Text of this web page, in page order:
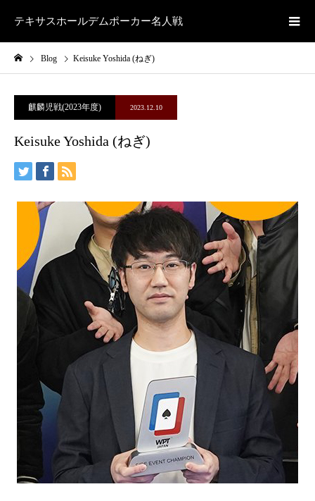
テキサスホールデムポーカー名人戦
Blog Keisuke Yoshida (ねぎ)
麒麟児戦(2023年度) 2023.12.10
Keisuke Yoshida (ねぎ)